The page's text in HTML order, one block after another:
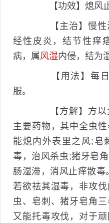
【功效】熄风止
【主治】慢性
经性皮炎，结节性痒
病，属风湿内侵，结为
【用法】每日
服。
【方解】方以
主要药物，其中全虫性
能熄内外表里之风;皂
毒，治风杀虫;猪牙皂
肠湿滞，消风止痒散毒
若欲祛其湿毒，非攻
虫、皂刺、猪牙皂角
又能托毒攻伐，对于顽